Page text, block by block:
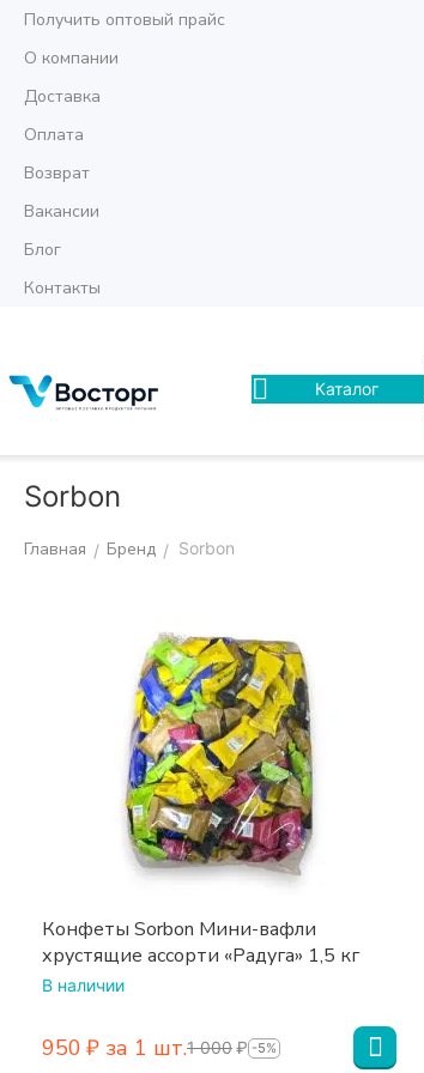
Получить оптовый прайс
О компании
Доставка
Оплата
Возврат
Вакансии
Блог
Контакты
Каталог
Sorbon
Главная / Бренд / Sorbon
Конфеты Sorbon Мини-вафли
хрустящие ассорти «Радуга» 1,5 кг
В наличии
‍950‍ ₽ за 1 шт.1 000₽ -5%